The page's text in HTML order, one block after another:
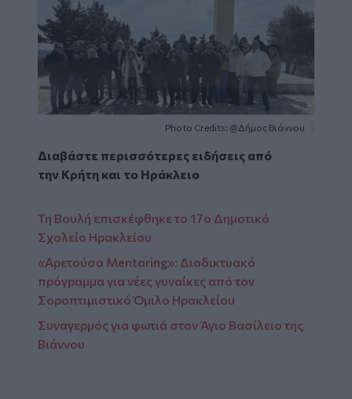
Photo Credits: @Δήμος Βιάννου
Διαβάστε περισσότερες ειδήσεις από
την Κρήτη και το Ηράκλειο
Τη Βουλή επισκέφθηκε το 17ο Δημοτικό
Σχολείο Ηρακλείου
«Αρετούσα Mentoring»: Διαδικτυακό
πρόγραμμα για νέες γυναίκες από τον
Σοροπτιμιστικό Όμιλο Ηρακλείου
Συναγερμός για φωτιά στον Άγιο Βασίλειο της
Βιάννου